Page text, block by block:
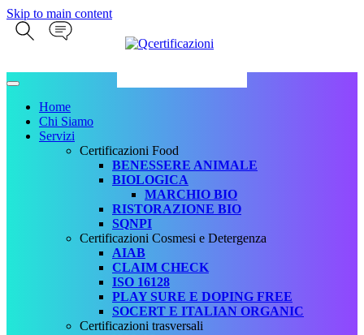
Skip to main content
Home
Chi Siamo
Servizi
Certificazioni Food
BENESSERE ANIMALE
BIOLOGICA
MARCHIO BIO
RISTORAZIONE BIO
SQNPI
Certificazioni Cosmesi e Detergenza
AIAB
CLAIM CHECK
ISO 16128
PLAY SURE E DOPING FREE
SOCERT E ITALIAN ORGANIC
Certificazioni trasversali